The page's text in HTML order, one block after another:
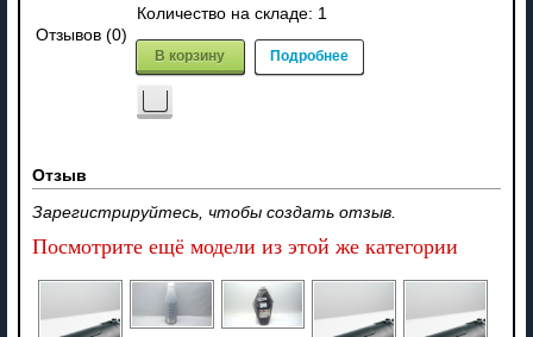
Отзывов (0)
Количество на складе: 1
В корзину Подробнее
Отзыв
Зарегистрируйтесь, чтобы создать отзыв.
Посмотрите ещё модели из этой же категории